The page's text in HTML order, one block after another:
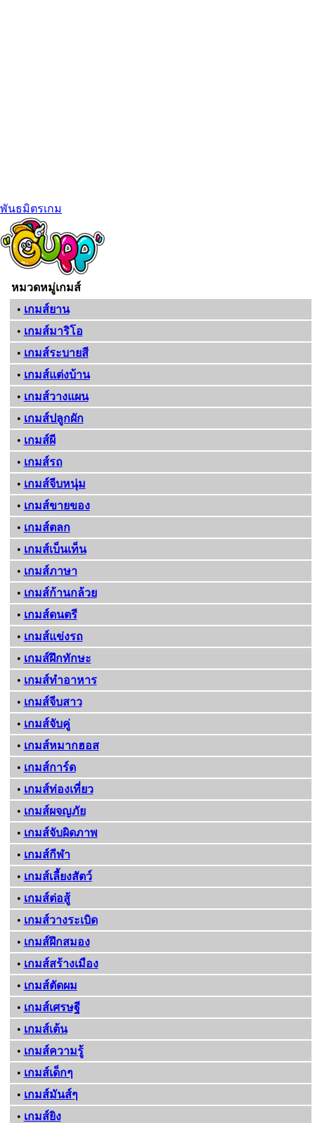
พันธมิตรเกม
หมวดหมู่เกมส์
• เกมส์ยาน
• เกมส์มาริโอ
• เกมส์ระบายสี
• เกมส์แต่งบ้าน
• เกมส์วางแผน
• เกมส์ปลูกผัก
• เกมส์ผี
• เกมส์รถ
• เกมส์จีบหนุ่ม
• เกมส์ขายของ
• เกมส์ตลก
• เกมส์เบ็นเท็น
• เกมส์ภาษา
• เกมส์ก้านกล้วย
• เกมส์ดนตรี
• เกมส์แข่งรถ
• เกมส์ฝึกทักษะ
• เกมส์ทําอาหาร
• เกมส์จีบสาว
• เกมส์จับคู่
• เกมส์หมากฮอส
• เกมส์การ์ด
• เกมส์ท่องเที่ยว
• เกมส์ผจญภัย
• เกมส์จับผิดภาพ
• เกมส์กีฬา
• เกมส์เลี้ยงสัตว์
• เกมส์ต่อสู้
• เกมส์วางระเบิด
• เกมส์ฝึกสมอง
• เกมส์สร้างเมือง
• เกมส์ตัดผม
• เกมส์เศรษฐี
• เกมส์เต้น
• เกมส์ความรู้
• เกมส์เด็กๆ
• เกมส์มันส์ๆ
• เกมส์ยิง